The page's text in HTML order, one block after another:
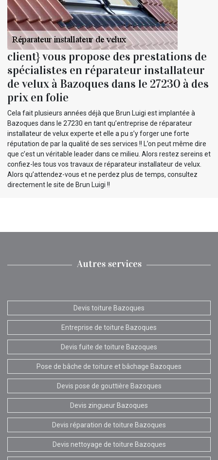
client} vous propose des prestations de
spécialistes en réparateur installateur
de velux à Bazoques dans le 27230 à des
prix en folie
Cela fait plusieurs années déjà que Brun Luigi est implantée à
Bazoques dans le 27230 en tant qu’entreprise de réparateur
installateur de velux experte et elle a pu s’y forger une forte
réputation de par la qualité de ses services !! L’on peut même dire
que c’est un véritable leader dans ce milieu. Alors restez sereins et
confiez-les tous vos travaux de réparateur installateur de velux.
Alors qu’attendez-vous et ne perdez plus de temps, consultez
directement le site de Brun Luigi !!
Autres services
Devis toiture Bazoques
Entreprise de toiture Bazoques
Devis fuite de toiture Bazoques
Pose de bâche de toiture et bâchage Bazoques
Devis pose de gouttière Bazoques
Devis zingueur Bazoques
Devis réparation de toiture Bazoques
Devis nettoyage de toiture Bazoques